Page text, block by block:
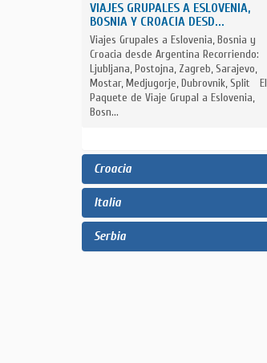
VIAJES GRUPALES A ESLOVENIA,
BOSNIA Y CROACIA DESD...
Viajes Grupales a Eslovenia, Bosnia y
Croacia desde Argentina Recorriendo:
Ljubljana, Postojna, Zagreb, Sarajevo,
Mostar, Medjugorje, Dubrovnik, Split El
Paquete de Viaje Grupal a Eslovenia,
Bosn...
Croacia
Italia
Serbia